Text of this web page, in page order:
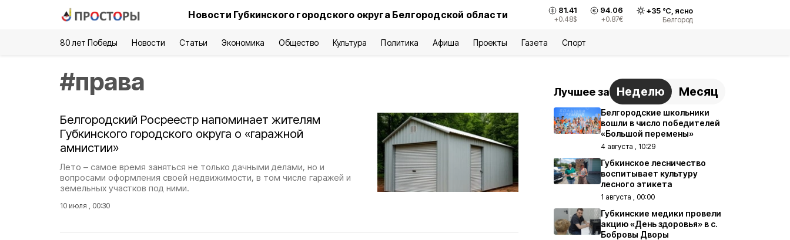
Новости Губкинского городского округа Белгородской области 81.41
+0.48$
94.06
+0.87€
+35°С, ясно
Белгород
80 лет Победы Новости Статьи Экономика Общество Культура Политика Афиша Проекты Газета Спорт
#права
Белгородский Росреестр напоминает жителям
Губкинского городского округа о «гаражной
амнистии»
Лето – самое время заняться не только дачными делами, но и
вопросами оформления своей недвижимости, в том числе гаражей и
земельных участков под ними.
10 июля , 00:30
Лучшее за Неделю Месяц
Белгородские школьники
вошли в число победителей
«Большой перемены»
4 августа , 10:29
Губкинское лесничество
воспитывает культуру
лесного этикета
1 августа , 00:00
Губкинские медики провели
акцию «День здоровья» в с.
Бобровы Дворы